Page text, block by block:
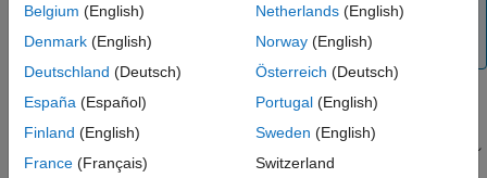
参考
プションです。ただし、関数宣言に
extern キーワードを
含めると、コードの可読性を向上させることができます。
依存関係
このモデルを別のモデルで参照するときは、親モデルで使用され
ているのと同じ値を指定します。
Belgium (English)
Denmark (English)
Deutschland (Deutsch)
España (Español)
Finland (English)
France (Français)
Netherlands(English)
Norway(English)
Österreich (Deutsch)
Portugal(English)
Sweden (English)
Switzerland